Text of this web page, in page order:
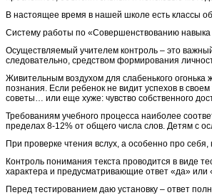
В настоящее время в нашей школе есть классы
Систему работы по «Совершенствованию навыка
Осуществляемый учителем контроль – это
следовательно, средством формирования
Живительным воздухом для слабенького
познания. Если ребенок не видит успехов в
советы… или еще хуже: чувство собственного
Требованиям учебного процесса наиболее
пределах 8-12% от общего числа слов. Детям с
При проверке чтения вслух, а особенно про
Контроль понимания текста проводится в виде
характера и предусматривающие ответ «да»
Перед тестированием даю установку – ответ